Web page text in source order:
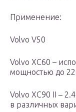
Применение:
Volvo V50
Volvo XC60 –
мощностью до
Volvo XC90 II –
в различных